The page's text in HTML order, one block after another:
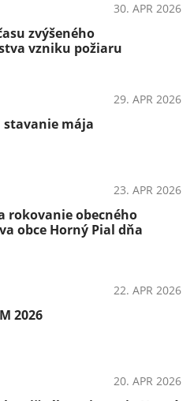
30. APR 2026
zvýšeného
vzniku požiaru
29. APR 2026
stavanie mája
23. APR 2026
rokovanie obecného
obce Horný Pial dňa
22. APR 2026
2026
20. APR 2026